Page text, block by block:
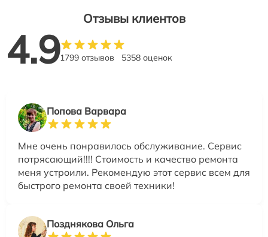
Отзывы клиентов
4.91799 отзывов 5358 оценок
Попова Варвара
Мне очень понравилось обслуживание. Сервис
потрясающий!!!! Стоимость и качество ремонта
меня устроили. Рекомендую этот сервис всем для
быстрого ремонта своей техники!
Позднякова Ольга